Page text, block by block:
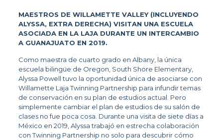
MAESTROS DE WILLAMETTE VALLEY (INCLUYENDO
ALYSSA, EXTRA DERECHA) VISITAN UNA ESCUELA
ASOCIADA EN LA LAJA DURANTE UN INTERCAMBIO
A GUANAJUATO EN 2019.
Como maestra de cuarto grado en Albany, la única
escuela bilingüe de Oregon, South Shore Elementary,
Alyssa Powell tuvo la oportunidad única de asociarse con
Willamette Laja Twinning Partnership para infundir temas
de conservación en su plan de estudios actual. Pero
simplemente cambiar el plan de estudios de su salón de
clases no fue poca cosa. Durante una visita de siete días a
México en 2019, Alyssa trabajó en estrecha colaboración
con Twinning Partnership no solo para descubrir cómo